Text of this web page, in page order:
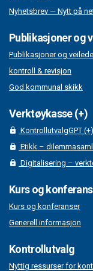
Nyhetsbrev — Nytt på
Publikasjoner og
Publikasjoner og
kontroll & revisjon
God kommunal skikk
Verktøykasse (+)
KontrollutvalgGPT (+)
Etikk –
Digitalisering –
Kurs og
Kurs og konferanser
Generell informasjon
Kontrollutvalg
Nyttig ressurser for